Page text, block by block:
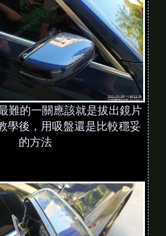
難的一關應該就是拔出鏡片
學後，用吸盤還是比較穩妥
的方法